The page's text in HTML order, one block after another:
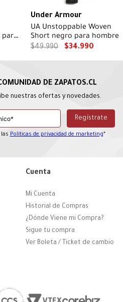
para
Under Armour
UA Unstoppable Woven
Short negro para hombre
$49.990 $34.990
nuestras ofertas y novedades.
las Políticas de privacidad de marketing*
Cuenta
Mi Cuenta
Historial de Compras
¿Dónde Viene mi Compra?
Sigue tu compra
Ver Boleta / Ticket de cambio